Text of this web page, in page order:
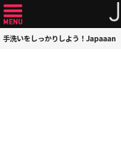
手洗いをしっかりしよう！Japaaan